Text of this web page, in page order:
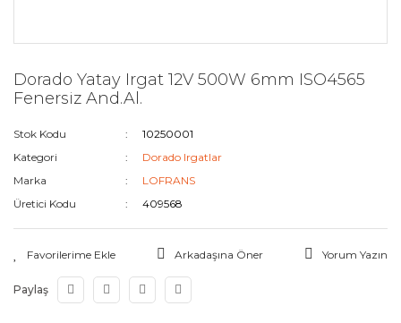
Dorado Yatay Irgat 12V 500W 6mm ISO4565
Fenersiz And.Al.
Stok Kodu
10250001
Kategori
Dorado Irgatlar
Marka
LOFRANS
Üretici Kodu
409568
Arkadaşına Öner Yorum Yazın
Paylaş